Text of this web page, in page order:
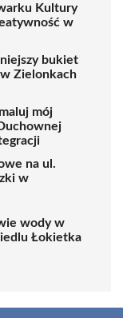
Kultury
w
bukiet
Zielonkach
mój
na ul.
w
wody w
Łokietka